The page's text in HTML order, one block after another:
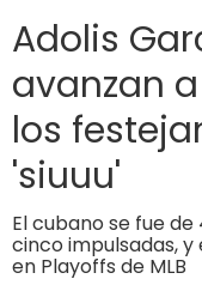
Adolis
avanzan
los
'siuuu'
El cubano se fue
cinco impulsadas,
en Playoffs de MLB